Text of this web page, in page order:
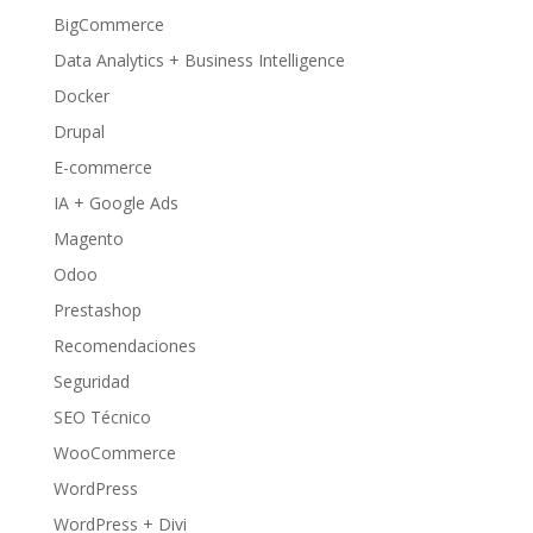
BigCommerce
Data Analytics + Business Intelligence
Docker
Drupal
E-commerce
IA + Google Ads
Magento
Odoo
Prestashop
Recomendaciones
Seguridad
SEO Técnico
WooCommerce
WordPress
WordPress + Divi